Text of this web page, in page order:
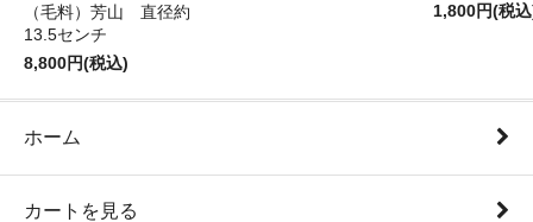
（毛料）芳山 直径約
13.5センチ
8,800円(税込)
1,800円(税
ホーム
カートを見る